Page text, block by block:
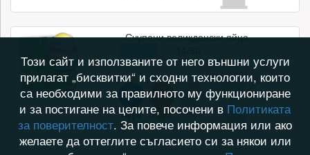
Счупени великденски яйца.
Този сайт и използваните от него външни услуги
прилагат „бисквитки“ и сходни технологии, които
са необходими за правилното му функциониране
и за постигане на целите, посочени в Политиката
за поверителност. За повече информация или ако
желаете да оттеглите съгласието си за някои или